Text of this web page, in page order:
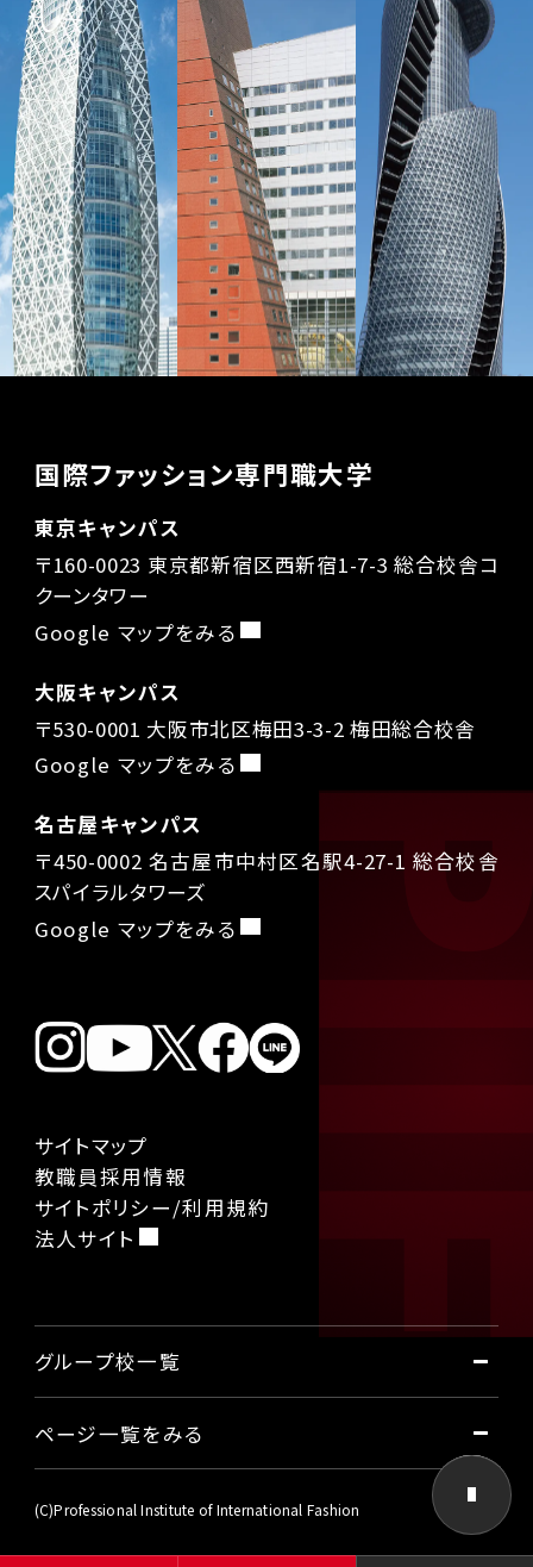
国際ファッション専門職大学
東京キャンパス
〒160-0023 東京都新宿区西新宿1-7-3 総合校舎コ
クーンタワー
Google マップをみる
大阪キャンパス
〒530-0001 大阪市北区梅田3-3-2 梅田総合校舎
Google マップをみる
名古屋キャンパス
〒450-0002 名古屋市中村区名駅4-27-1 総合校舎
スパイラルタワーズ
Google マップをみる
サイトマップ
教職員採用情報
サイトポリシー/利用規約
法人サイト
グループ校一覧
国際ファッション専門職大学
東京国際工科専門職大学
ページ一覧をみる
本学について
(C)Professional Institute of International Fashion